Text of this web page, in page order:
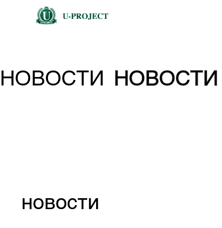
НОВОСТИ НОВОСТИ
новости